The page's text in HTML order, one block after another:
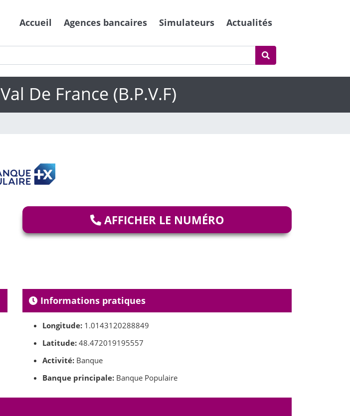
Accueil Agences bancaires Simulateurs Actualités
De France (B.P.V.F)
AFFICHER LE NUMÉRO
Informations pratiques
Longitude: 1.0143120288849
Latitude: 48.472019195557
Activité: Banque
Banque principale: Banque Populaire